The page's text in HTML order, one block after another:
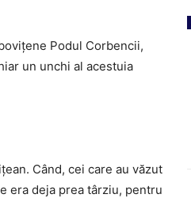
Podul Corbencii,
un unchi al acestuia
Când, cei care au văzut
era deja prea târziu, pentru